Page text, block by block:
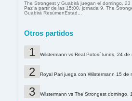
The Strongest y Guabirá juegan el domingo,
Paz a partir de las 15:00, jornada 9. The
Guabirá ResúmenEstad...
Otros partidos
Wilstermann vs Real Potosí lunes, 24 de
Royal Pari juega con Wilstermann 15 de
Wilstermann vs The Strongest domingo,